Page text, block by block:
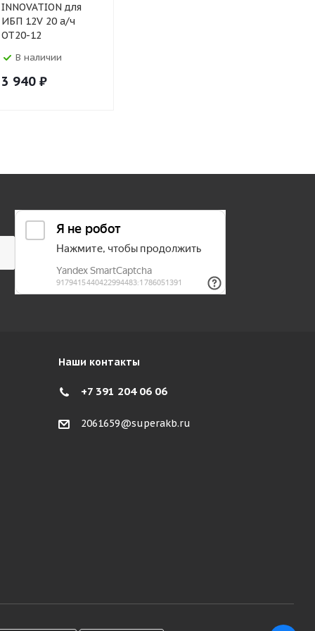
INNOVATION для
ИБП 12V 20 а/ч
ОТ20-12
В наличии
3 940 ₽
Наши контакты
+7 391 204 06 06
2061659@superakb.ru